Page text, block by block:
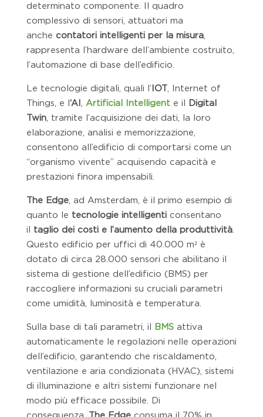
determinato componente. Il quadro
complessivo di sensori, attuatori ma
anche contatori intelligenti per la misura,
rappresenta l’hardware dell’ambiente costruito,
l’automazione di base dell’edificio.
Le tecnologie digitali, quali l’IOT, Internet of
Things, e l‘AI Artificial Intelligent e il Digital
Twin, tramite l’acquisizione dei dati, la loro
elaborazione, analisi e memorizzazione,
consentono all’edificio di comportarsi come un
“organismo vivente” acquisendo capacità e
prestazioni finora impensabili.
The Edge, ad Amsterdam, è il primo esempio di
quanto le tecnologie intelligenticonsentano
il taglio dei costi e l’aumento della produttività.
Questo edificio per uffici di 40.000 m² è
dotato di circa 28.000 sensori che abilitano il
sistema di gestione dell’edificio (BMS) per
raccogliere informazioni su cruciali parametri
come umidità, luminosità e temperatura.
Sulla base di tali parametri, il BMSattiva
automaticamente le regolazioni nelle operazioni
dell’edificio, garantendo che riscaldamento,
ventilazione e aria condizionata (HVAC), sistemi
di illuminazione e altri sistemi funzionare nel
modo più efficace possibile. Di
conseguenza, The Edgeconsuma il 70% in